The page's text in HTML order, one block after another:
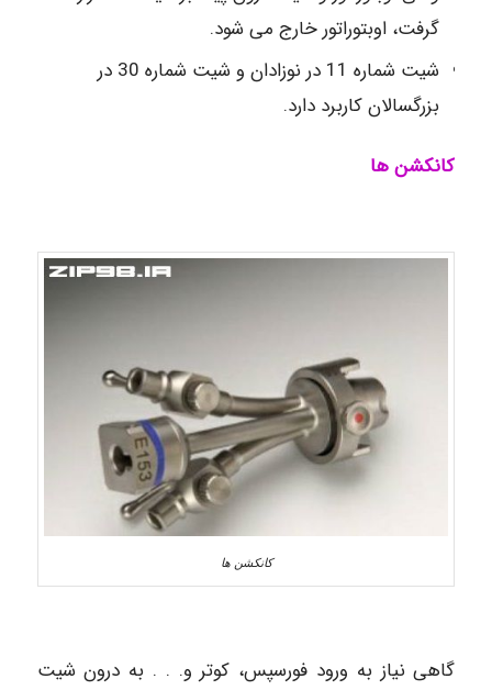
گرفت، اوبتوراتور خارج می شود.
شیت شماره 11 در نوزادان و شیت شماره 30‏ در
بزرگسالان کاربرد دارد.
کانکشن ها
کانکشن ها
گاهی نیاز به ورود فورسپس، کوتر و. . . به درون شیت